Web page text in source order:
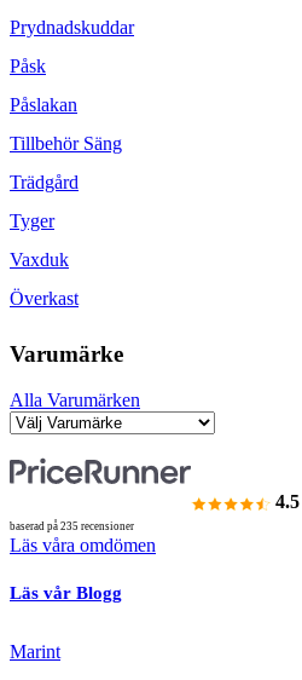
Prydnadskuddar
Påsk
Påslakan
Tillbehör Säng
Trädgård
Tyger
Vaxduk
Överkast
Varumärke
Alla Varumärken
4.5
baserad på 235 recensioner
Läs våra omdömen
Läs vår Blogg
Marint